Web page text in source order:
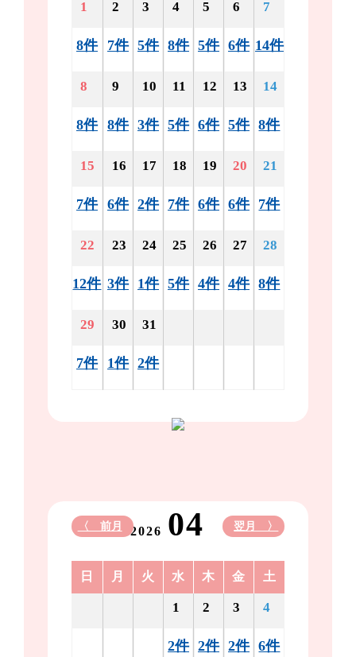
1
8件
2
7件
3
5件
4
8件
5
5件
6
6件
7
14件
8
8件
9
8件
10
3件
11
5件
12
6件
13
5件
14
8件
15
7件
16
6件
17
2件
18
7件
19
6件
20
6件
21
7件
22
12件
23
3件
24
1件
25
5件
26
4件
27
4件
28
8件
29
7件
30
1件
31
2件
2026 04
〈 前月 翌月 〉
日 月 火 水 木 金 土
1
2件
2
2件
3
2件
4
6件